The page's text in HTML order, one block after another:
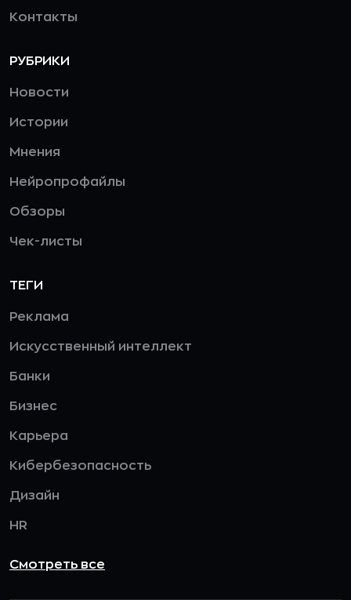
Контакты
РУБРИКИ
Новости
Истории
Мнения
Нейропрофайлы
Обзоры
Чек-листы
ТЕГИ
Реклама
Искусственный интеллект
Банки
Бизнес
Карьера
Кибербезопасность
Дизайн
HR
Смотреть все